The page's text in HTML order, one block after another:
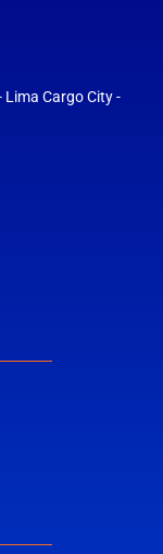
Lima Cargo City -